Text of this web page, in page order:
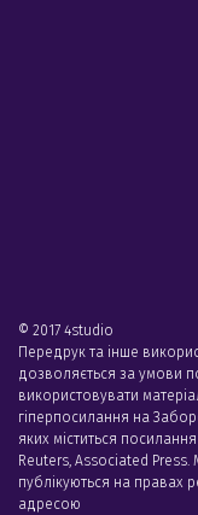
© 2017 4studio
Передрук та інше
дозволяється за умови
використовувати
гіперпосилання на
яких міститься
Reuters, Associated Press.
публікуються на правах
адресою